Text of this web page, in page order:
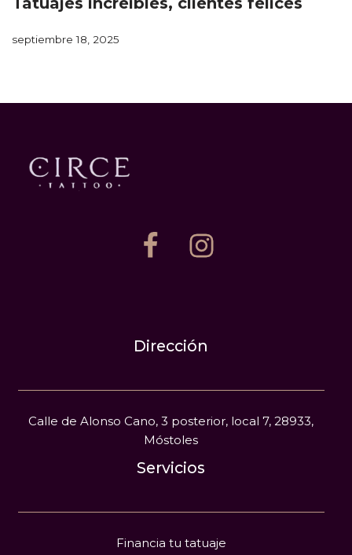
septiembre 18, 2025
Dirección
Calle de Alonso Cano, 3 posterior, local 7, 28933,
Móstoles
Servicios
Financia tu tatuaje